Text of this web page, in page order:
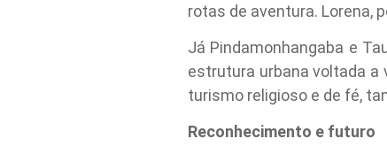
rotas de aventura. Lorena,
Já Pindamonhangaba e
estrutura urbana voltada a
turismo religioso e de fé,
Reconhecimento e futuro